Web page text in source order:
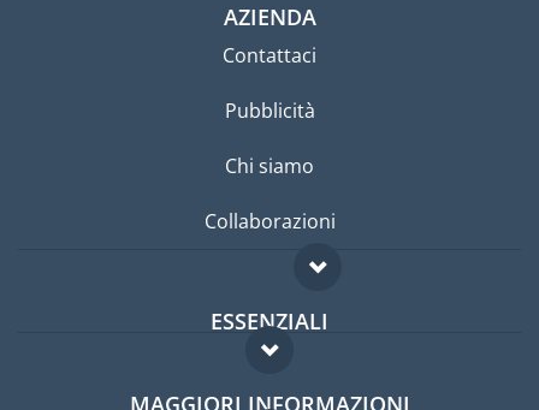
AZIENDA
Contattaci
Pubblicità
Chi siamo
Collaborazioni
ESSENZIALI
Forum per expat
MAGGIORI INFORMAZIONI